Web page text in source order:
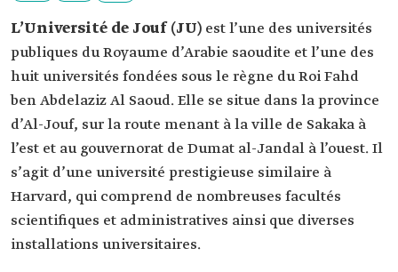
L’Université de Jouf (JU) est l’une des universités
publiques du Royaume d’Arabie saoudite et l’une des
huit universités fondées sous le règne du Roi Fahd
ben Abdelaziz Al Saoud. Elle se situe dans la province
d’Al-Jouf, sur la route menant à la ville de Sakaka à
l’est et au gouvernorat de Dumat al-Jandal à l’ouest. Il
s’agit d’une université prestigieuse similaire à
Harvard, qui comprend de nombreuses facultés
scientifiques et administratives ainsi que diverses
installations universitaires.